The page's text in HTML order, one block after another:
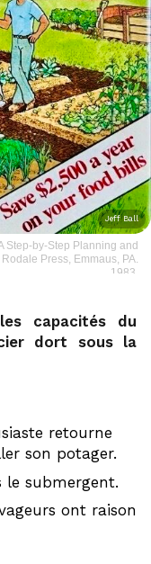
Jeff Ball
Step-by-Step Planning and
Press, Emmaus, PA.
1983.
capacités du
dort sous la
retourne
son potager.
le submergent.
ont raison